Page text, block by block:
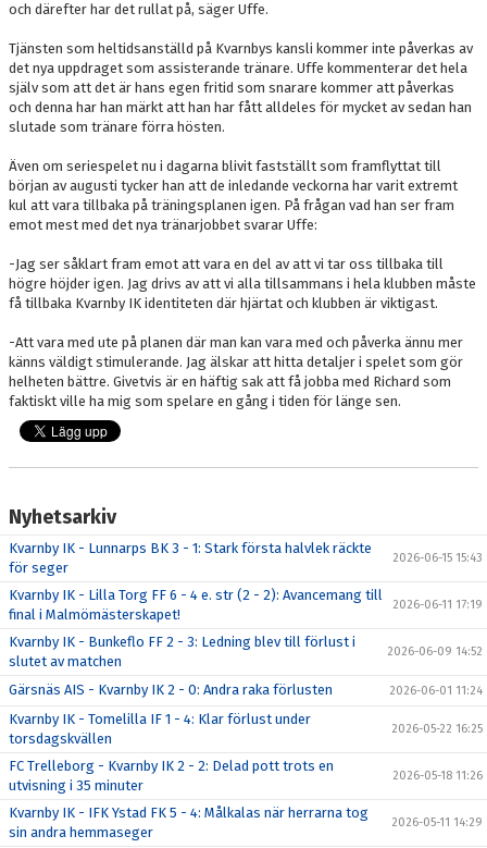
och därefter har det rullat på, säger Uffe.
Tjänsten som heltidsanställd på Kvarnbys kansli kommer inte påverkas av
det nya uppdraget som assisterande tränare. Uffe kommenterar det hela
själv som att det är hans egen fritid som snarare kommer att påverkas
och denna har han märkt att han har fått alldeles för mycket av sedan han
slutade som tränare förra hösten.
Även om seriespelet nu i dagarna blivit fastställt som framflyttat till
början av augusti tycker han att de inledande veckorna har varit extremt
kul att vara tillbaka på träningsplanen igen. På frågan vad han ser fram
emot mest med det nya tränarjobbet svarar Uffe:
-Jag ser såklart fram emot att vara en del av att vi tar oss tillbaka till
högre höjder igen. Jag drivs av att vi alla tillsammans i hela klubben måste
få tillbaka Kvarnby IK identiteten där hjärtat och klubben är viktigast.
-Att vara med ute på planen där man kan vara med och påverka ännu mer
känns väldigt stimulerande. Jag älskar att hitta detaljer i spelet som gör
helheten bättre. Givetvis är en häftig sak att få jobba med Richard som
faktiskt ville ha mig som spelare en gång i tiden för länge sen.
Nyhetsarkiv
Kvarnby IK - Lunnarps BK 3 - 1: Stark första halvlek räckte
för seger
2026-06-15 15:43
Kvarnby IK - Lilla Torg FF 6 - 4 e. str (2 - 2): Avancemang till
final i Malmömästerskapet!
2026-06-11 17:19
Kvarnby IK - Bunkeflo FF 2 - 3: Ledning blev till förlust i
slutet av matchen
2026-06-09 14:52
Gärsnäs AIS - Kvarnby IK 2 - 0: Andra raka förlusten 2026-06-01 11:24
Kvarnby IK - Tomelilla IF 1 - 4: Klar förlust under
torsdagskvällen
2026-05-22 16:25
FC Trelleborg - Kvarnby IK 2 - 2: Delad pott trots en
utvisning i 35 minuter
2026-05-18 11:26
Kvarnby IK - IFK Ystad FK 5 - 4: Målkalas när herrarna tog
sin andra hemmaseger
2026-05-11 14:29